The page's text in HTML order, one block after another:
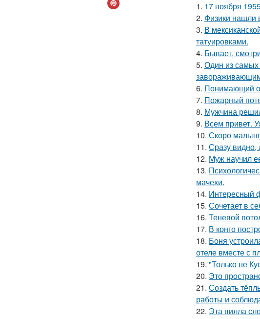
1. 17 ноября
2. Физики нашли
3. В
татуировками.
4. Бывает,
5. Один из самых
6. Понимающий
7. Пожарный
8. Мужчина
9. Всем привет.
10. Скоро
11. Сразу видно,
12. Муж научил
13.
мачехи.
14. Интересный
15. Сочетает в
16. Теневой
17. В конго
18. Боня
отеле вместе с
19. "Только не
20. Это
21. Создать
работы и
22. Эта вилла